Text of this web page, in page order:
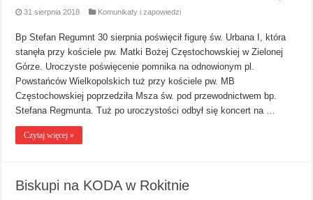
31 sierpnia 2018 Komunikaty i zapowiedzi
Bp Stefan Regumnt 30 sierpnia poświęcił figurę św. Urbana I, która
stanęła przy kościele pw. Matki Bożej Częstochowskiej w Zielonej
Górze. Uroczyste poświęcenie pomnika na odnowionym pl.
Powstańców Wielkopolskich tuż przy kościele pw. MB
Częstochowskiej poprzedziła Msza św. pod przewodnictwem bp.
Stefana Regmunta. Tuż po uroczystości odbył się koncert na …
Czytaj więcej »
Biskupi na KODA w Rokitnie